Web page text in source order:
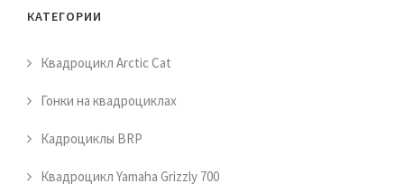
КАТЕГОРИИ
Квадроцикл Arctic Cat
Гонки на квадроциклах
Кадроциклы BRP
Квадроцикл Yamaha Grizzly 700